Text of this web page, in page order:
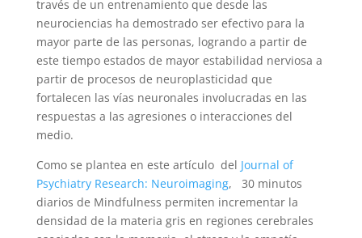
través de un entrenamiento que desde las
neurociencias ha demostrado ser efectivo para la
mayor parte de las personas, logrando a partir de
este tiempo estados de mayor estabilidad nerviosa a
partir de procesos de neuroplasticidad que
fortalecen las vías neuronales involucradas en las
respuestas a las agresiones o interacciones del
medio.
Como se plantea en este artículo del Journal of
Psychiatry Research: Neuroimaging, 30 minutos
diarios de Mindfulness permiten incrementar la
densidad de la materia gris en regiones cerebrales